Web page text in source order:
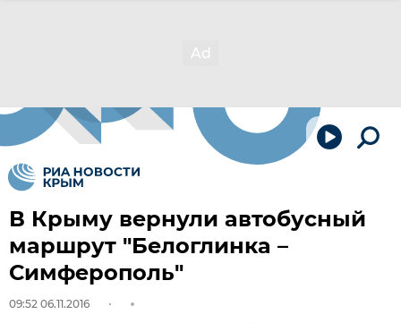
В Крыму вернули автобусный
маршрут "Белоглинка –
Симферополь"
09:52 06.11.2016